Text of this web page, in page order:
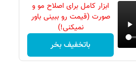
ابزار کامل برای اصلاح مو و
صورت (قیمت رو ببینی باور
نمیکنی!)
باتخفیف بخر